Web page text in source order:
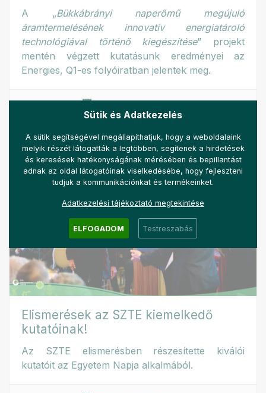
A „Bükkábrányi naperőmű megújuló
áramtermelésének innovatív energiatároló
technológiával történő kiegészítése” projekt
mentén végzett kutatásunk eredményei az
Energies, Q1-es folyóiratban jelentek meg.
2025-05-22 19:00
Elismerések az SZTE kiemelkedő
kutatóinak!
Az SZTE elismerésben részesítette kiválói
kutatóit az Egyetem Napja alkalmából.
Sütik és Adatkezelés
A sütik segítségével megállapíthatjuk, hogy a weboldalaink
melyik részét látogatták a legtöbben, segítenek a hirdetések
és keresések hatékonyságának mérésében és bepillantást
adnak az oldal látogatóinak viselkedésébe, hogy fejleszteni
tudjuk a kommunikációnkat és termékeinket.
Adatkezelési tájékoztató megtekintése
ELFOGADOM Testreszabás